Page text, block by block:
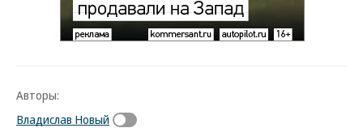
Авторы:
Владислав Новый